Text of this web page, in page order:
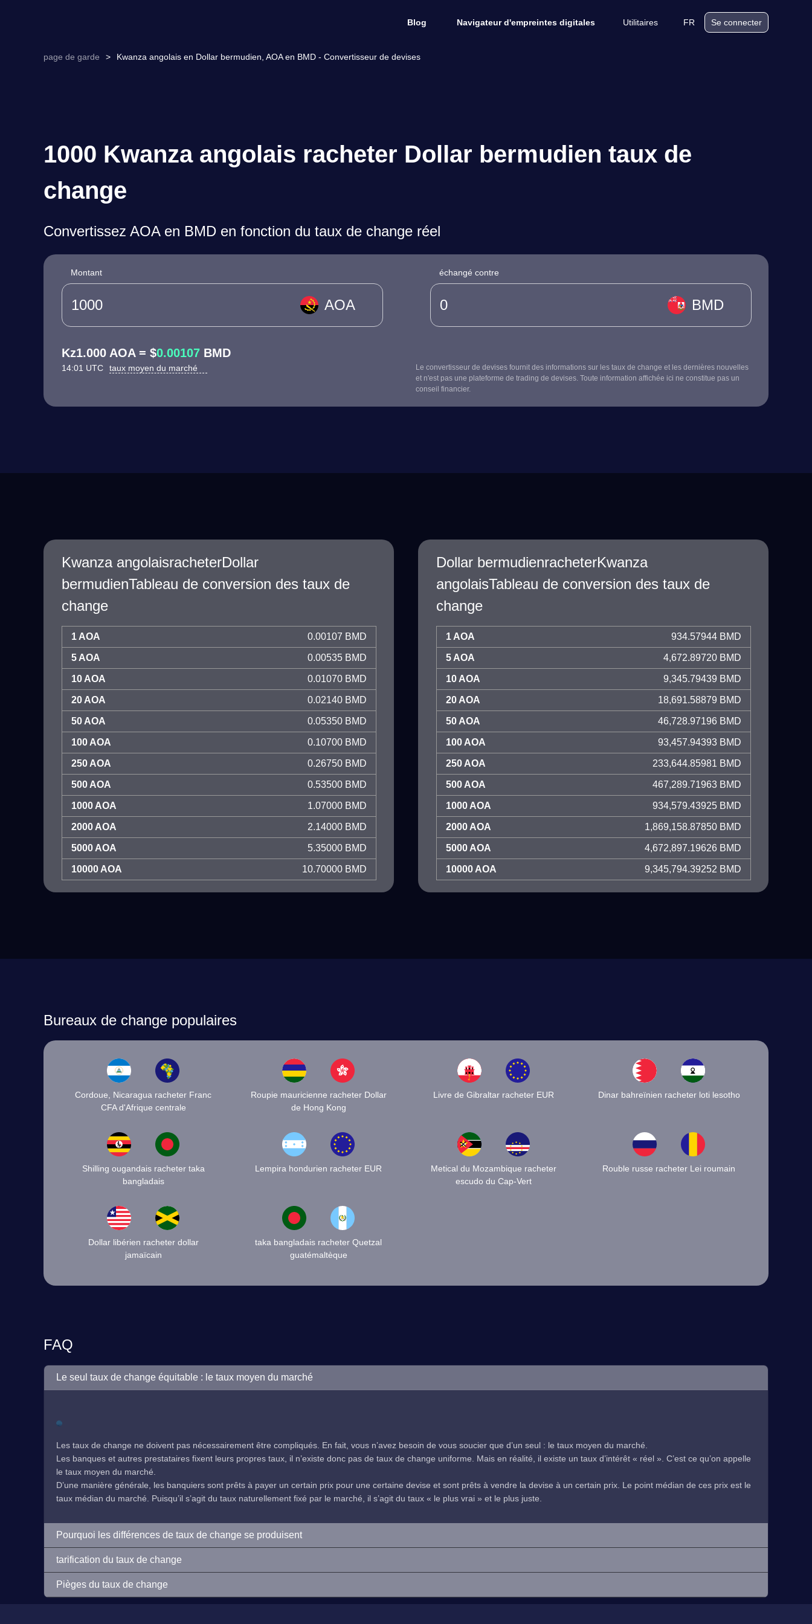
Blog Navigateur d'empreintes digitales Utilitaires FR Se connecter
page de garde > Kwanza angolais en Dollar bermudien, AOA en BMD - Convertisseur de devises
1000 Kwanza angolais racheter Dollar bermudien taux de
change
Convertissez AOA en BMD en fonction du taux de change réel
Montant
AOA
échangé contre
BMD
Kz1.000 AOA = $0.00107 BMD
14:01 UTC taux moyen du marché
Le convertisseur de devises fournit des informations sur les taux de change et les dernières nouvelles
et n'est pas une plateforme de trading de devises. Toute information affichée ici ne constitue pas un
conseil financier.
Kwanza angolaisracheterDollar
bermudienTableau de conversion des taux de
change
1 AOA 0.00107 BMD
5 AOA 0.00535 BMD
10 AOA 0.01070 BMD
20 AOA 0.02140 BMD
50 AOA 0.05350 BMD
100 AOA 0.10700 BMD
250 AOA 0.26750 BMD
500 AOA 0.53500 BMD
1000 AOA 1.07000 BMD
2000 AOA 2.14000 BMD
5000 AOA 5.35000 BMD
10000 AOA 10.70000 BMD
Dollar bermudienracheterKwanza
angolaisTableau de conversion des taux de
change
1 AOA 934.57944 BMD
5 AOA 4,672.89720 BMD
10 AOA 9,345.79439 BMD
20 AOA 18,691.58879 BMD
50 AOA 46,728.97196 BMD
100 AOA 93,457.94393 BMD
250 AOA 233,644.85981 BMD
500 AOA 467,289.71963 BMD
1000 AOA 934,579.43925 BMD
2000 AOA 1,869,158.87850 BMD
5000 AOA 4,672,897.19626 BMD
10000 AOA 9,345,794.39252 BMD
Bureaux de change populaires
Cordoue, Nicaragua racheter Franc
CFA d'Afrique centrale
Roupie mauricienne racheter Dollar
de Hong Kong
Livre de Gibraltar racheter EUR Dinar bahreïnien racheter loti lesotho
Shilling ougandais racheter taka
bangladais
Lempira hondurien racheter EUR
Metical du Mozambique racheter
escudo du Cap-Vert
Rouble russe racheter Lei roumain
Dollar libérien racheter dollar
jamaïcain
taka bangladais racheter Quetzal
guatémaltèque
FAQ
Le seul taux de change équitable : le taux moyen du marché
Les taux de change ne doivent pas nécessairement être compliqués. En fait, vous n’avez besoin de vous soucier que d’un seul : le taux moyen du marché.
Les banques et autres prestataires fixent leurs propres taux, il n’existe donc pas de taux de change uniforme. Mais en réalité, il existe un taux d’intérêt « réel ». C’est ce qu’on appelle
le taux moyen du marché.
D’une manière générale, les banquiers sont prêts à payer un certain prix pour une certaine devise et sont prêts à vendre la devise à un certain prix. Le point médian de ces prix est le
taux médian du marché. Puisqu’il s’agit du taux naturellement fixé par le marché, il s’agit du taux « le plus vrai » et le plus juste.
Pourquoi les différences de taux de change se produisent
tarification du taux de change
Pièges du taux de change